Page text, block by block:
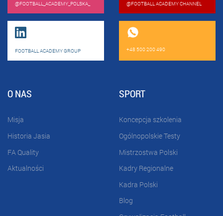
@FOOTBALL_ACADEMY_POLSKA_ @FOOTBALL ACADEMY CHANNEL
FOOTBALL ACADEMY GROUP +48 500 200 490
O NAS
Misja
Historia Jasia
FA Quality
Aktualności
SPORT
Koncepcja szkolenia
Ogólnopolskie Testy
Mistrzostwa Polski
Kadry Regionalne
Kadra Polski
Blog